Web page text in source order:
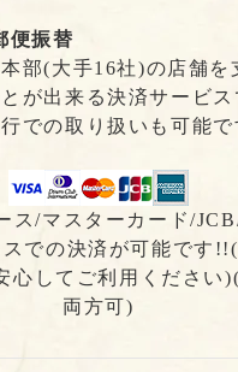
便振替
部(大手16社)の店舗を
が出来る決済サービス
での取り扱いも可能で
ス/マスターカード/
での決済が可能です
心してご利用ください
両方可)